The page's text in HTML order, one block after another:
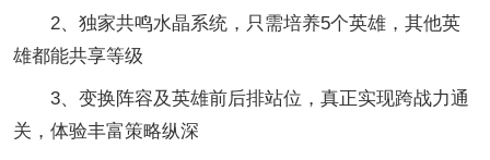
2、独家共鸣水晶系统，只需培养5个英雄，其他英
雄都能共享等级
3、变换阵容及英雄前后排站位，真正实现跨战力通
关，体验丰富策略纵深